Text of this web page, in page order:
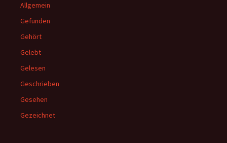
Allgemein
Gefunden
Gehört
Gelebt
Gelesen
Geschrieben
Gesehen
Gezeichnet